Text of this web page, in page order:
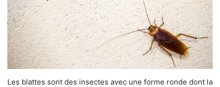
Les blattes sont des insectes avec une forme ronde dont la